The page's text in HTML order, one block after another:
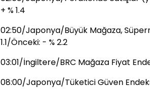
+ % 1.4
02:50/Japonya/Büyük Mağaza,
1.1/Önceki: - % 2.2
03:01/İngiltere/BRC Mağaza Fiyat
08:00/Japonya/Tüketici Güven